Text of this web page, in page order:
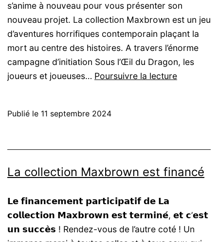
s’anime à nouveau pour vous présenter son
nouveau projet. La collection Maxbrown est un jeu
d’aventures horrifiques contemporain plaçant la
mort au centre des histoires. A travers l’énorme
campagne d’initiation Sous l’Œil du Dragon, les
joueurs et joueuses… Poursuivre la lecture
Publié le 11 septembre 2024
La collection Maxbrown est financé
𝗟𝗲 𝗳𝗶𝗻𝗮𝗻𝗰𝗲𝗺𝗲𝗻𝘁 𝗽𝗮𝗿𝘁𝗶𝗰𝗶𝗽𝗮𝘁𝗶𝗳 𝗱𝗲 𝗟𝗮
𝗰𝗼𝗹𝗹𝗲𝗰𝘁𝗶𝗼𝗻 𝗠𝗮𝘅𝗯𝗿𝗼𝘄𝗻 𝗲𝘀𝘁 𝘁𝗲𝗿𝗺𝗶𝗻𝗲́, 𝗲𝘁 𝗰’𝗲𝘀𝘁
𝘂𝗻 𝘀𝘂𝗰𝗰𝗲̀𝘀 ! Rendez-vous de l’autre coté ! Un